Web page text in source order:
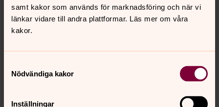
samt kakor som används för marknadsföring och när vi
länkar vidare till andra plattformar. Läs mer om våra
kakor.
Nödvändiga kakor
Inställningar
Musik i Vätö kyrka
Musik i Rådmansö kyrka